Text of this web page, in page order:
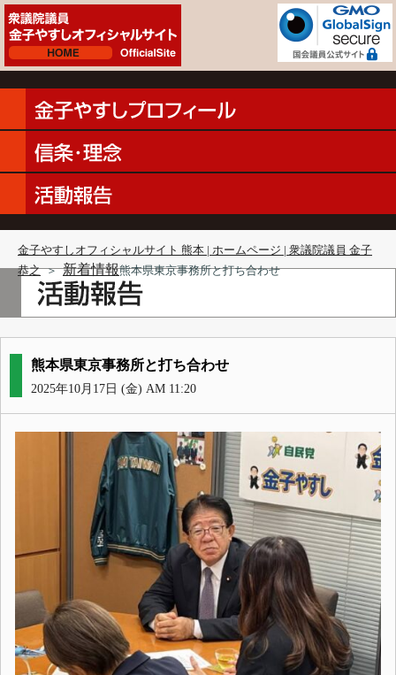
金子やすしオフィシャルサイト 熊本 | ホームページ | 衆議院議員 金子
恭之 ＞ 新着情報熊本県東京事務所と打ち合わせ
熊本県東京事務所と打ち合わせ
2025年10月17日 (金) AM 11:20